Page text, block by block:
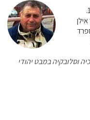
עצה קטנה לגבי מקומות יהודיים בפורטוגל. 1.
אילן
וסלובקיה במבט יהודי